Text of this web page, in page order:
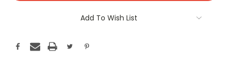
Add To Wish List